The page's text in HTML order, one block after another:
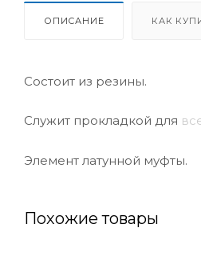
ОПИСАНИЕ КАК
Состоит из резины.
Служит прокладкой для
Элемент латунной муфты.
Похожие товары